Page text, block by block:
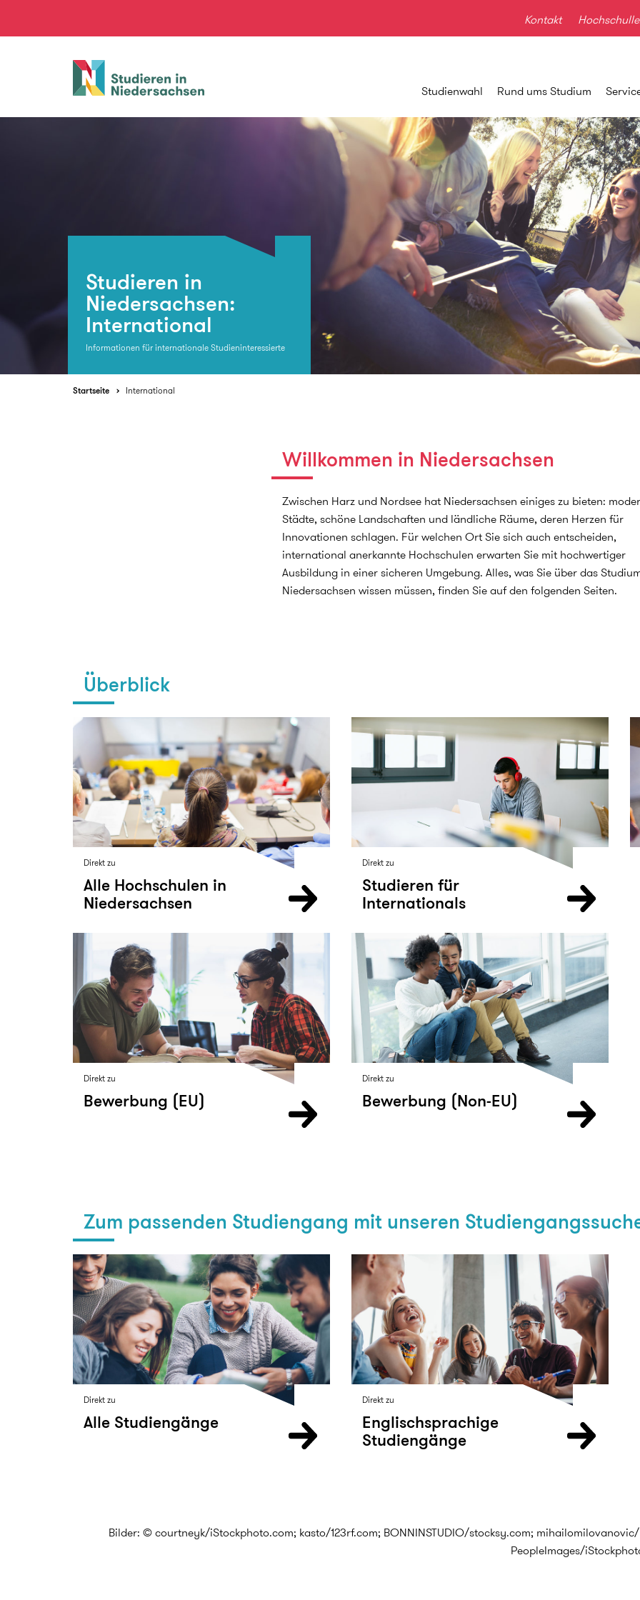
Kontakt
Studieren
in
Studienwahl Rund ums Studium
Studieren in
Niedersachsen:
International
Informationen für internationale Studieninteressierte
Startseite International
Willkommen in Niedersachsen
Zwischen Harz und Nordsee hat Niedersachsen einiges zu bieten:
Städte, schöne Landschaften und ländliche Räume, deren Herzen für
Innovationen schlagen. Für welchen Ort Sie sich auch entscheiden,
international anerkannte Hochschulen erwarten Sie mit hochwertiger
Ausbildung in einer sicheren Umgebung. Alles, was Sie über das
Niedersachsen wissen müssen, finden Sie auf den folgenden Seiten.
Überblick
Direkt zu
Alle Hochschulen in
Niedersachsen
Direkt zu
Studieren für
Internationals
Direkt zu
Bewerbung (EU)
Direkt zu
Bewerbung (Non-EU)
Zum passenden Studiengang mit unseren
Direkt zu
Alle Studiengänge
Direkt zu
Englischsprachige
Studiengänge
Bilder: © courtneyk/iStockphoto.com; kasto/123rf.com; BONNINSTUDIO/stocksy.com;
PeopleImages/